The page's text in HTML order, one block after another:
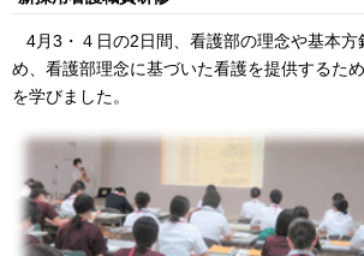
4月3・４日の2日間、看護部の理念や基本方
め、看護部理念に基づいた看護を提供するた
を学びました。